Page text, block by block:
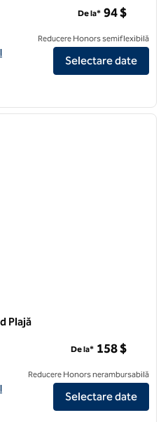
Hilton Grand Vacations Club
De la* 94 $
Reducere Honors semiflexibilă
Selectare date
Plajă
Garden Inn Carlsbad Beach
De la* 158 $
Reducere Honors nerambursabilă
Selectare date